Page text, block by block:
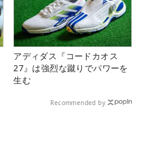
アディダス『コードカオス
27』は強烈な蹴りでパワーを
生む
Recommended by